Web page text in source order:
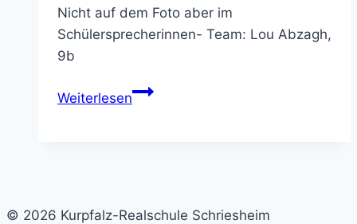
Nicht auf dem Foto aber im
Schülersprecherinnen- Team: Lou Abzagh,
9b
WeiterlesenSchülersprecherinnen-
© 2026 Kurpfalz-Realschule Schriesheim